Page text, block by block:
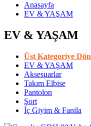
Anasayfa
EV & YAŞAM
EV & YAŞAM
Üst Kategoriye Dön
EV & YAŞAM
Aksesuarlar
Takım Elbise
Pantolon
Şort
İç Giyim & Fanila